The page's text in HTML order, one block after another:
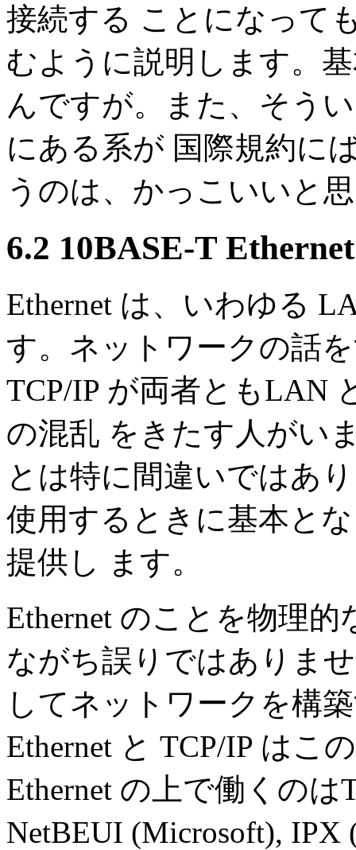
接続する ことになって
むように説明します。
んですが。また、そう
にある系が 国際規約に
うのは、かっこいいと
6.2 10BASE-T Ethernet
Ethernet は、いわゆる
す。ネットワークの話
TCP/IP が両者ともLAN
の混乱 をきたす人がい
とは特に間違いではあ
使用するときに基本と
提供し ます。
Ethernet のことを物理
ながち誤りではありま
してネットワークを構
Ethernet と TCP/IP はこ
Ethernet の上で働くの
NetBEUI (Microsoft), IPX